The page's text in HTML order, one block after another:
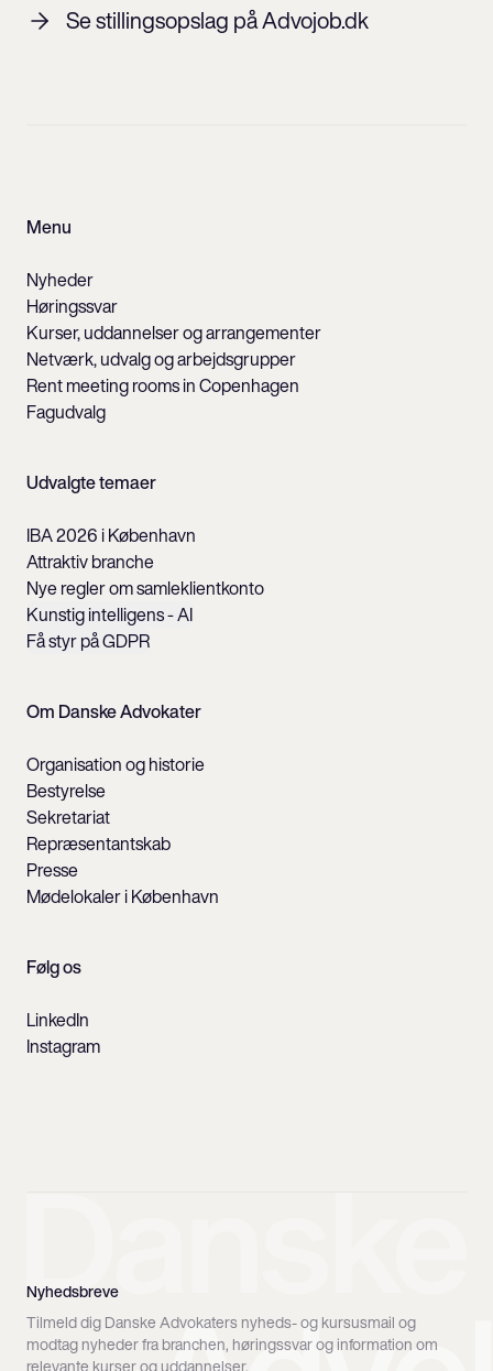
Se stillingsopslag på Advojob.dk
Menu
Nyheder
Høringssvar
Kurser, uddannelser og arrangementer
Netværk, udvalg og arbejdsgrupper
Rent meeting rooms in Copenhagen
Fagudvalg
Udvalgte temaer
IBA 2026 i København
Attraktiv branche
Nye regler om samleklientkonto
Kunstig intelligens - AI
Få styr på GDPR
Om Danske Advokater
Organisation og historie
Bestyrelse
Sekretariat
Repræsentantskab
Presse
Mødelokaler i København
Følg os
LinkedIn
Instagram
Nyhedsbreve
Tilmeld dig Danske Advokaters nyheds- og kursusmail og
modtag nyheder fra branchen, høringssvar og information om
relevante kurser og uddannelser.